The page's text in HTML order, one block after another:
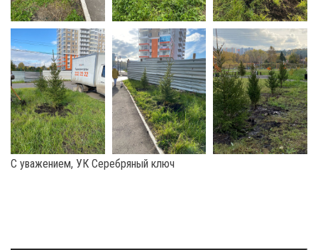
С уважением, УК Серебряный ключ